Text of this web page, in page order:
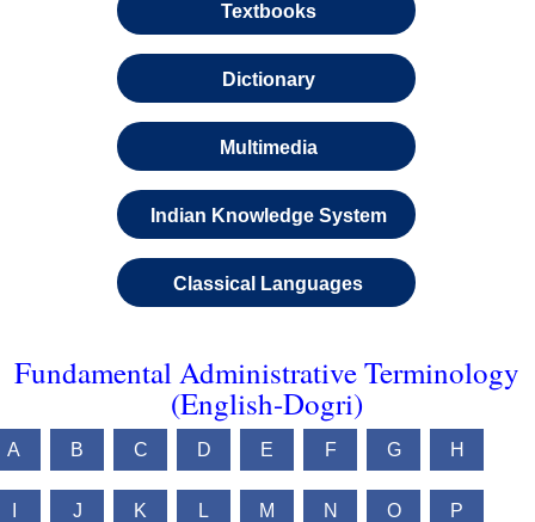
Textbooks
Dictionary
Multimedia
Indian Knowledge System
Classical Languages
Fundamental Administrative Terminology
(English-Dogri)
A B C D E F G H
J K L M N O P